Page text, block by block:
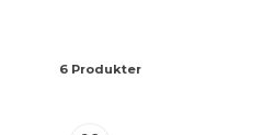
6 Produkter